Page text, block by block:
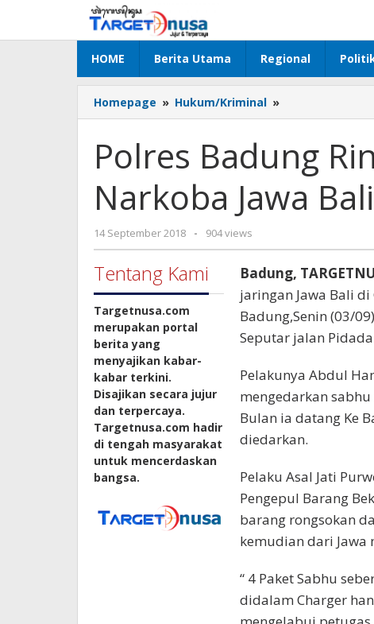
konten
HOME Berita Utama Regional
Homepage » Hukum/Kriminal »
Badung
Pengedar
Narkoba
Bali
Polres Badung
Narkoba Jawa Bali
14 September 2018
oleh
targetnusa
- 904 views
Tentang Kami
Targetnusa.com
merupakan portal
berita yang
menyajikan kabar-
kabar terkini.
Disajikan secara jujur
dan terpercaya.
Targetnusa.com hadir
di tengah masyarakat
untuk mencerdaskan
bangsa.
Badung,
jaringan Jawa Bali di
Badung,Senin (03/
Seputar jalan
Pelakunya Abdul
mengedarkan
Bulan ia datang Ke
diedarkan.
Pelaku Asal Jati
Pengepul Barang
barang rongsokan
kemudian dari Jawa
“ 4 Paket Sabhu
didalam Charger